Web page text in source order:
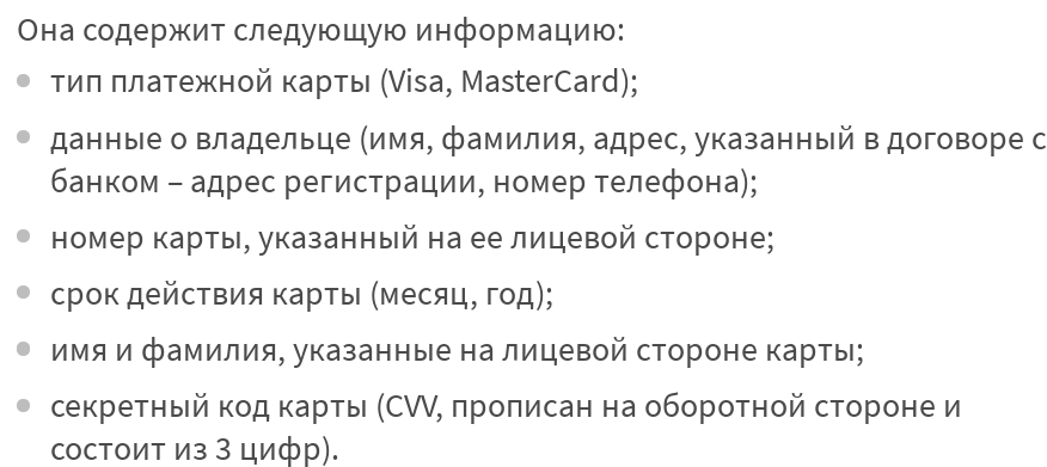
Она содержит следующую информацию:
тип платежной карты (Visa, MasterCard);
данные о владельце (имя, фамилия, адрес, указанный в договоре с
банком – адрес регистрации, номер телефона);
номер карты, указанный на ее лицевой стороне;
срок действия карты (месяц, год);
имя и фамилия, указанные на лицевой стороне карты;
секретный код карты (CVV, прописан на оборотной стороне и
состоит из 3 цифр).